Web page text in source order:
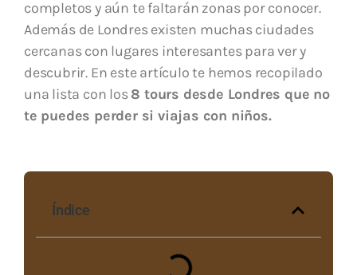
completos y aún te faltarán zonas por conocer.
Además de Londres existen muchas ciudades
cercanas con lugares interesantes para ver y
descubrir. En este artículo te hemos recopilado
una lista con los8 tours desde Londres que no
te puedes perder si viajas con niños.
Índice